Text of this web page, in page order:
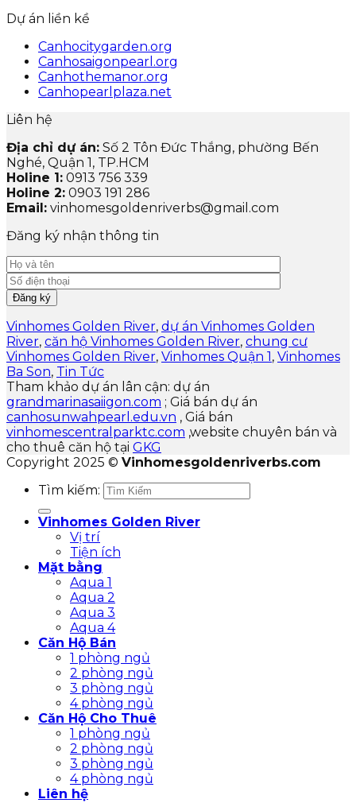
Dự án liền kề
Canhocitygarden.org
Canhosaigonpearl.org
Canhothemanor.org
Canhopearlplaza.net
Liên hệ
Địa chỉ dự án: Số 2 Tôn Đức Thắng, phường Bến
Nghé, Quận 1, TP.HCM
Holine 1: 0913 756 339
Holine 2: 0903 191 286
Email: vinhomesgoldenriverbs@gmail.com
Đăng ký nhận thông tin
Vinhomes Golden River, dự án Vinhomes Golden
River, căn hộ Vinhomes Golden River, chung cư
Vinhomes Golden River, Vinhomes Quận 1 , Vinhomes
Ba Son, Tin Tức
Tham khảo dự án lân cận: dự án
grandmarinasaiigon.com ; Giá bán dự án
canhosunwahpearl.edu.vn , Giá bán
vinhomescentralparktc.com ,website chuyên bán và
cho thuê căn hộ tại GKG
Copyright 2025 © Vinhomesgoldenriverbs.com
Tìm kiếm:
Vinhomes Golden River
Vị trí
Tiện ích
Mặt bằng
Aqua 1
Aqua 2
Aqua 3
Aqua 4
Căn Hộ Bán
1 phòng ngủ
2 phòng ngủ
3 phòng ngủ
4 phòng ngủ
Căn Hộ Cho Thuê
1 phòng ngủ
2 phòng ngủ
3 phòng ngủ
4 phòng ngủ
Liên hệ